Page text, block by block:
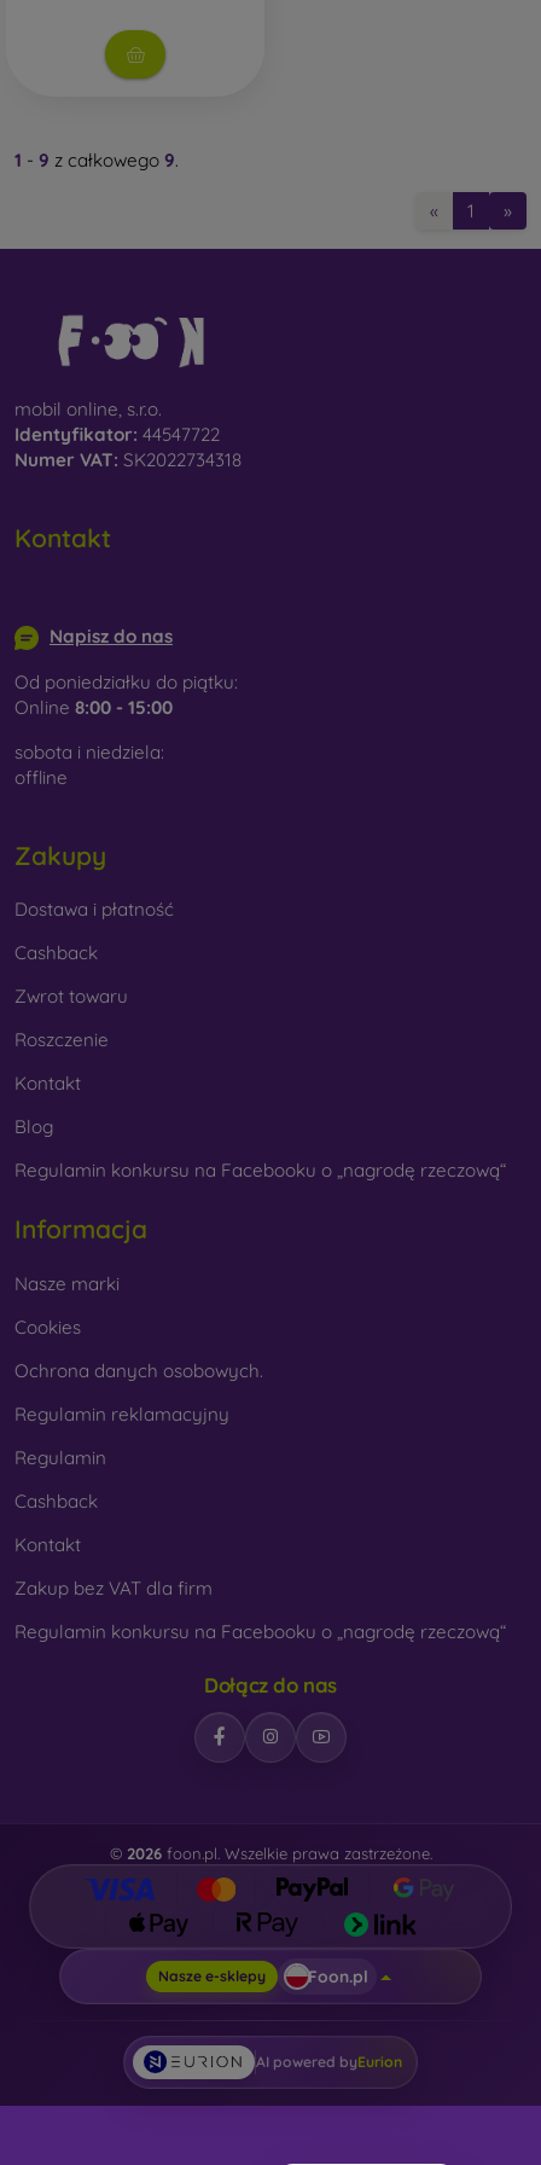
1 - 9 z całkowego 9.
« 1 »
mobil online, s.r.o.
Identyfikator: 44547722
Numer VAT: SK2022734318
Kontakt
Napisz do nas
Od poniedziałku do piątku:
Online 8:00 - 15:00
sobota i niedziela:
offline
Zakupy
Dostawa i płatność
Cashback
Zwrot towaru
Roszczenie
Kontakt
Blog
Regulamin konkursu na Facebooku o „nagrodę rzeczową“
Informacja
Nasze marki
Cookies
Ochrona danych osobowych.
Regulamin reklamacyjny
Regulamin
Cashback
Kontakt
Zakup bez VAT dla firm
Regulamin konkursu na Facebooku o „nagrodę rzeczową“
Dołącz do nas
© 2026foon.pl. Wszelkie prawa zastrzeżone.
Nasze e-sklepy Foon.pl
AI powered byEurion